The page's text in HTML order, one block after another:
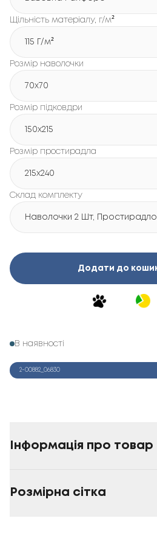
Щільність матеріалу, г/м²
115 Г/м²
Розмір наволочки
70x70
Розмір підковдри
150х215
Розмір простирадла
215х240
Склад комплекту
Наволочки 2 Шт, Простирадло
Додати до
В наявності
2-00882_06830
Інформація про товар
Розмірна сітка